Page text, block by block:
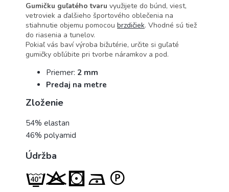
Gumičku guľatého tvaru využijete do búnd, viest,
vetroviek a ďalšieho športového oblečenia na
stiahnutie objemu pomocou brzdičiek. Vhodné sú tiež
do riasenia a tunelov.
Pokiaľ vás baví výroba bižutérie, určite si guľaté
gumičky obľúbite pri tvorbe náramkov a pod.
Priemer: 2 mm
Predaj na metre
Zloženie
54% elastan
46% polyamid
Údržba